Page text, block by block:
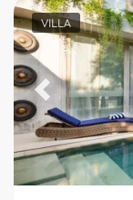
VILLA
Previous